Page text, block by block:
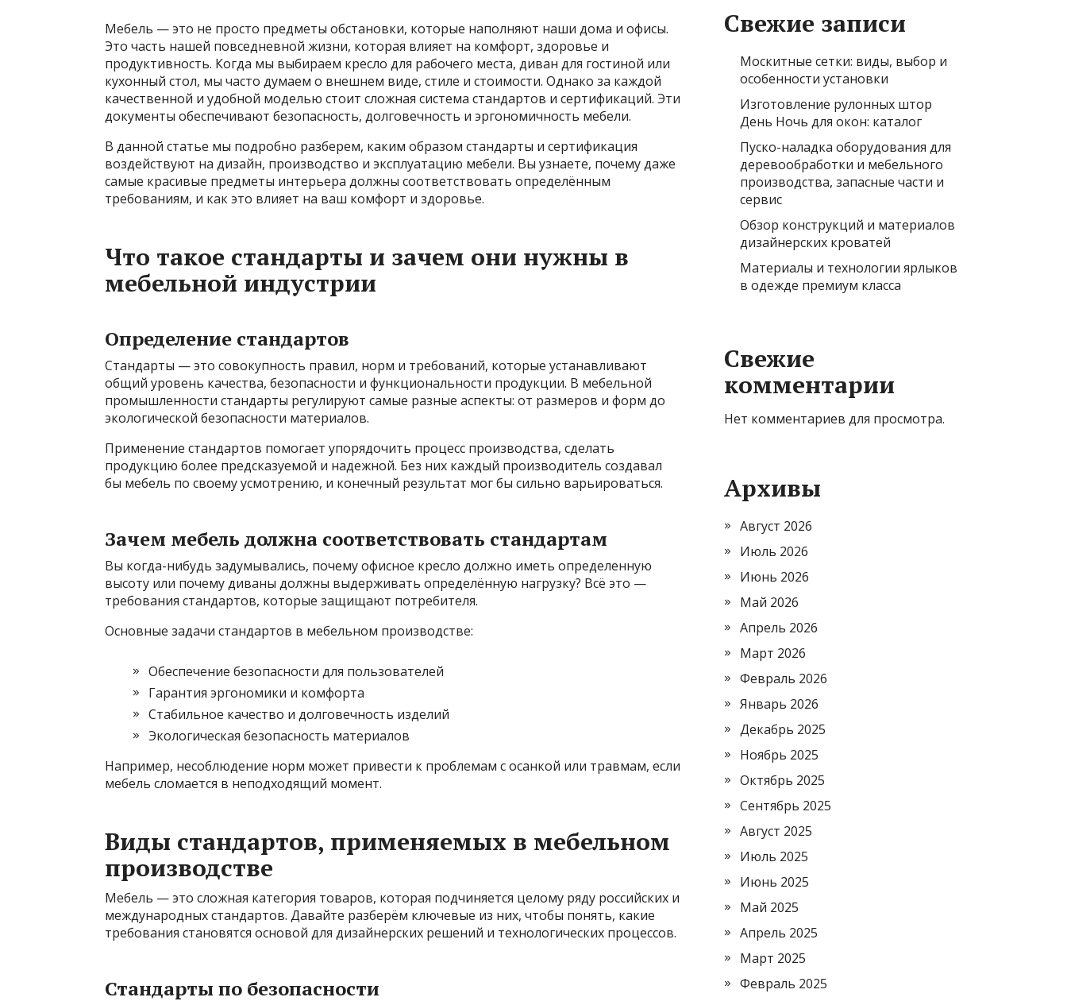
Мебель — это не просто предметы обстановки, которые наполняют наши дома и офисы.
Это часть нашей повседневной жизни, которая влияет на комфорт, здоровье и
продуктивность. Когда мы выбираем кресло для рабочего места, диван для гостиной или
кухонный стол, мы часто думаем о внешнем виде, стиле и стоимости. Однако за каждой
качественной и удобной моделью стоит сложная система стандартов и сертификаций. Эти
документы обеспечивают безопасность, долговечность и эргономичность мебели.
В данной статье мы подробно разберем, каким образом стандарты и сертификация
воздействуют на дизайн, производство и эксплуатацию мебели. Вы узнаете, почему даже
самые красивые предметы интерьера должны соответствовать определённым
требованиям, и как это влияет на ваш комфорт и здоровье.
Что такое стандарты и зачем они нужны в
мебельной индустрии
Определение стандартов
Стандарты — это совокупность правил, норм и требований, которые устанавливают
общий уровень качества, безопасности и функциональности продукции. В мебельной
промышленности стандарты регулируют самые разные аспекты: от размеров и форм до
экологической безопасности материалов.
Применение стандартов помогает упорядочить процесс производства, сделать
продукцию более предсказуемой и надежной. Без них каждый производитель создавал
бы мебель по своему усмотрению, и конечный результат мог бы сильно варьироваться.
Зачем мебель должна соответствовать стандартам
Вы когда-нибудь задумывались, почему офисное кресло должно иметь определенную
высоту или почему диваны должны выдерживать определённую нагрузку? Всё это —
требования стандартов, которые защищают потребителя.
Основные задачи стандартов в мебельном производстве:
Обеспечение безопасности для пользователей
Гарантия эргономики и комфорта
Стабильное качество и долговечность изделий
Экологическая безопасность материалов
Например, несоблюдение норм может привести к проблемам с осанкой или травмам, если
мебель сломается в неподходящий момент.
Виды стандартов, применяемых в мебельном
производстве
Мебель — это сложная категория товаров, которая подчиняется целому ряду российских и
международных стандартов. Давайте разберём ключевые из них, чтобы понять, какие
требования становятся основой для дизайнерских решений и технологических процессов.
Стандарты по безопасности
Свежие записи
Москитные сетки: виды, выбор и
особенности установки
Изготовление рулонных штор
День Ночь для окон: каталог
Пуско-наладка оборудования для
деревообработки и мебельного
производства, запасные части и
сервис
Обзор конструкций и материалов
дизайнерских кроватей
Материалы и технологии ярлыков
в одежде премиум класса
Свежие
комментарии
Нет комментариев для просмотра.
Архивы
Август 2026
Июль 2026
Июнь 2026
Май 2026
Апрель 2026
Март 2026
Февраль 2026
Январь 2026
Декабрь 2025
Ноябрь 2025
Октябрь 2025
Сентябрь 2025
Август 2025
Июль 2025
Июнь 2025
Май 2025
Апрель 2025
Март 2025
Февраль 2025